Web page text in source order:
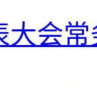
会